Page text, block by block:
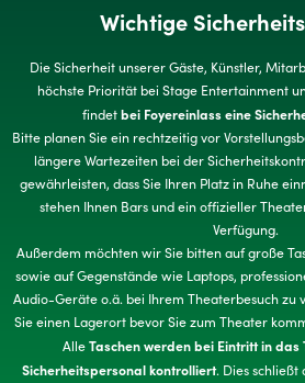
Wichtige
Die Sicherheit unserer Gäste, Künstler,
höchste Priorität bei Stage Entertainment
findetbei Foyereinlass eine
Bitte planen Sie ein rechtzeitig vor
längere Wartezeiten bei der
gewährleisten, dass Sie Ihren Platz in Ruhe
stehen Ihnen Bars und ein offizieller
Verfügung.
Außerdem möchten wir Sie bitten auf große
sowie auf Gegenstände wie Laptops,
Audio-Geräte o.ä. bei Ihrem Theaterbesuch zu
Sie einen Lagerort bevor Sie zum Theater
AlleTaschen werden bei Eintritt in
Sicherheitspersonal kontrolliert. Dies